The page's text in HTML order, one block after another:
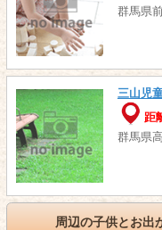
群馬県
三山児
距
群馬県
周辺の子供とお出